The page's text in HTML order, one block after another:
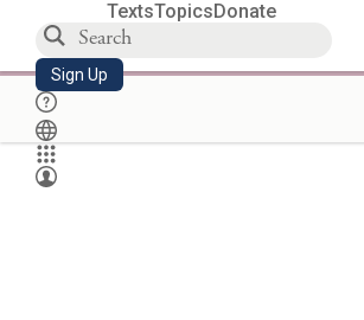
TextsTopicsDonate
Sign Up